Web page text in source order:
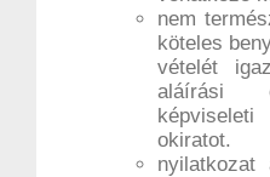
nem
köteles
vételét
aláírási
okiratot.